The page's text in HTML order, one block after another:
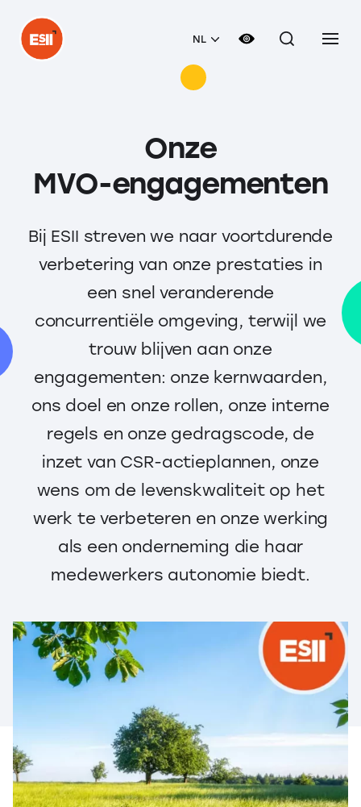
NL
Onze
MVO-engagementen
Bij ESII streven we naar voortdurende
verbetering van onze prestaties in
een snel veranderende
concurrentiële omgeving, terwijl we
trouw blijven aan onze
engagementen: onze kernwaarden,
ons doel en onze rollen, onze interne
regels en onze gedragscode, de
inzet van CSR-actieplannen, onze
wens om de levenskwaliteit op het
werk te verbeteren en onze werking
als een onderneming die haar
medewerkers autonomie biedt.